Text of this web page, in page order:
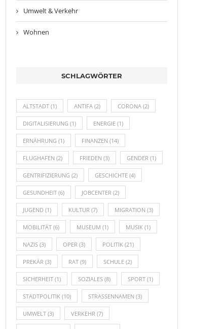
Umwelt & Verkehr
Wohnen
SCHLAGWÖRTER
ALTSTADT (1) ANTIFA (2) CORONA (2)
DIGITALISIERUNG (1) ENERGIE (1)
ERNÄHRUNG (1) FINANZEN (14)
FLUGHAFEN (2) FRIEDEN (3) GENDER (1)
GENTRIFIZIERUNG (2) GESCHICHTE (4)
GESUNDHEIT (6) JOBCENTER (2)
JUGEND (1) KULTUR (7) MIGRATION (3)
MOBILITÄT (6) MUSEUM (1) MUSIK (1)
NAZIS (3) OPER (3) POLITIK (21)
PREKÄR (3) RAT (9) SCHULE (2)
SICHERHEIT (1) SOZIALES (8) SPORT (1)
STADTPOLITIK (10) STRASSENNAMEN (3)
UMWELT (3) VERKEHR (7)